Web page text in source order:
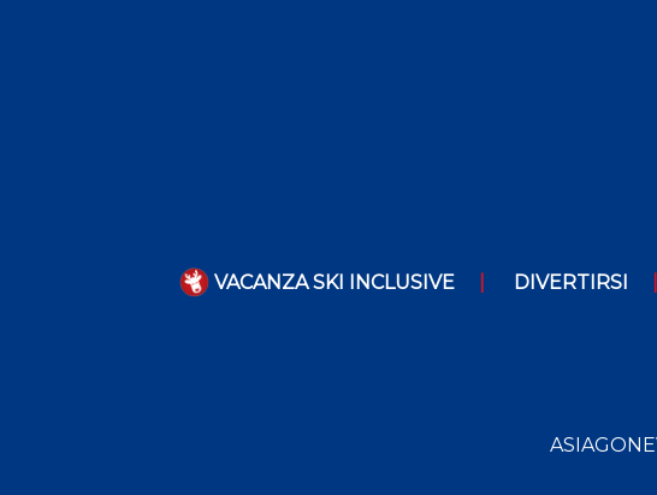
VACANZA SKI INCLUSIVE DIVERTIRSI